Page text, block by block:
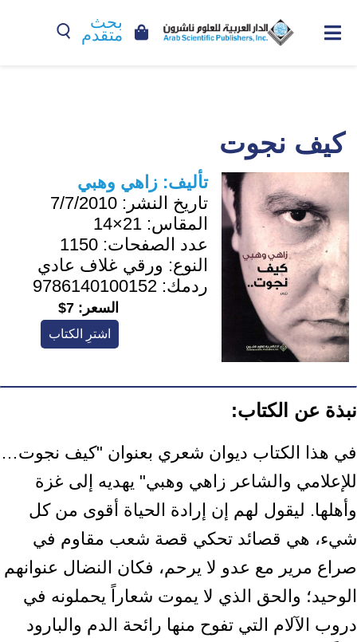
بحث
متقدم
كيف نجوت
تأليف: زاهي وهبي
تاريخ النشر: 7/7/2010
المقاس: 21×14
عدد الصفحات: 1150
النوع: ورقي غلاف عادي
ردمك: 9786140100152
السعر: 7$
اشترِ الكتاب
نبذة عن الكتاب:
في هذا الكتاب ديوان شعري بعنوان "كيف نجوت…
للإعلامي والشاعر زاهي وهبي" يهديه إلى غزة
وأهلها. ليقول لهم إن إرادة الحياة أقوى من كل
شيء، هي قصائد تحكي قصة شعب مقاوم في
صراع مرير مع عدو لا يرحم، فكان النضال عنوانهم
الوحيد؛ والحق الذي لا يموت شعاراً يحملونه في
دروب الآلام التي تفوح منها رائحة الدم والبارود